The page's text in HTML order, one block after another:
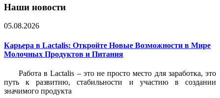
Наши новости
05.08.2026
Карьера в Lactalis: Откройте Новые Возможности в Мире
Молочных Продуктов и Питания
Работа в Lactalis – это не просто место для заработка, это
путь к развитию, стабильности и участию в создании
значимого продукта